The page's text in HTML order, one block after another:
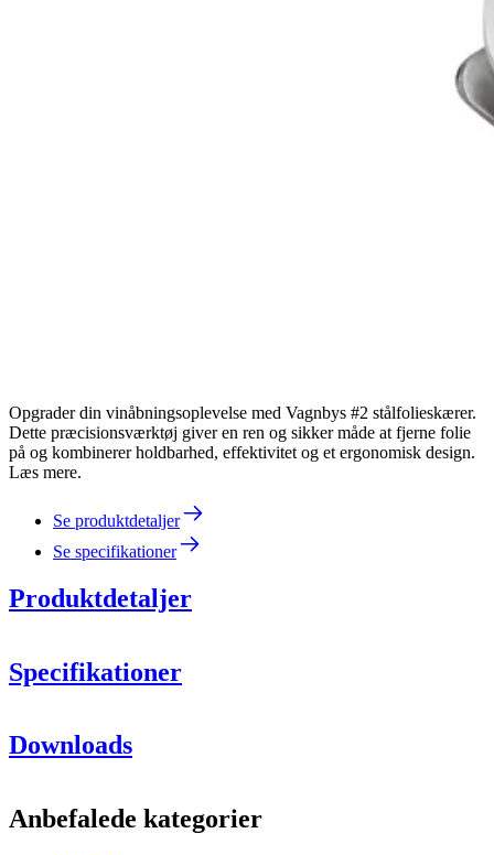
Opgrader din vinåbningsoplevelse med Vagnbys #2 stålfolieskærer.
Dette præcisionsværktøj giver en ren og sikker måde at fjerne folie
på og kombinerer holdbarhed, effektivitet og et ergonomisk design.
Læs mere.
Se produktdetaljer
Se specifikationer
Produktdetaljer
Specifikationer
Produktnummer
Vægt (kg)3
Downloads
Anbefalede kategorier